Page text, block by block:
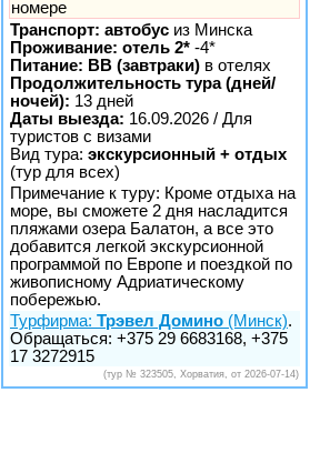
номере
Транспорт: автобус из Минска
Проживание: отель 2* -4*
Питание: BB (завтраки) в отелях
Продолжительность тура (дней/
ночей): 13 дней
Даты выезда: 16.09.2026 / Для
туристов с визами
Вид тура: экскурсионный + отдых
(тур для всех)
Примечание к туру: Кроме отдыха на
море, вы сможете 2 дня насладится
пляжами озера Балатон, а все это
добавится легкой экскурсионной
программой по Европе и поездкой по
живописному Адриатическому
побережью.
Турфирма: Трэвел Домино (Минск).
Обращаться: +375 29 6683168, +375
17 3272915
(тур № 323505, Хорватия, от 2026-07-14)